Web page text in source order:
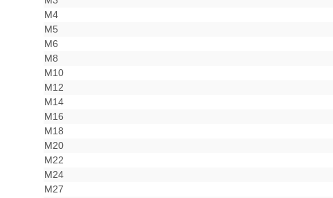
M4
M5
M6
M8
M10
M12
M14
M16
M18
M20
M22
M24
M27